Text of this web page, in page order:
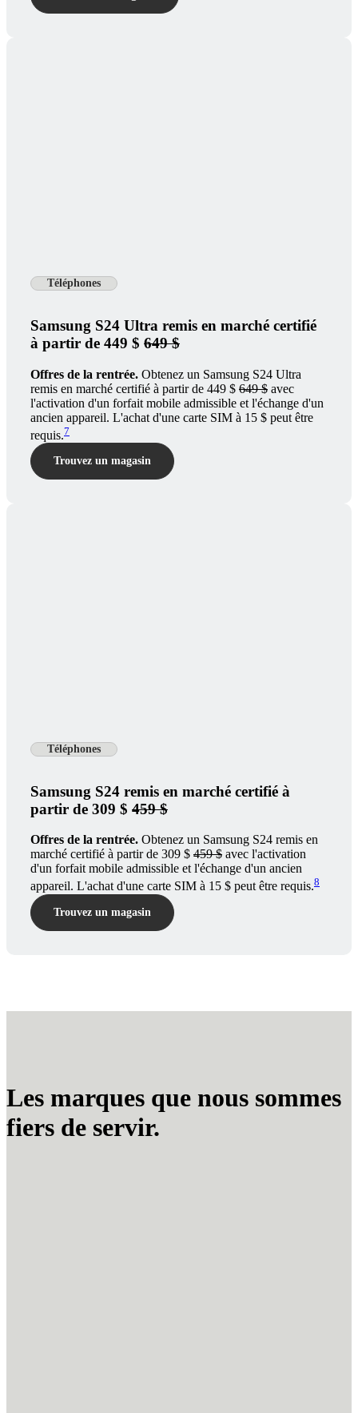
Téléphones
Samsung S24 Ultra remis en marché certifié
à partir de 449 $ 649 $
Offres de la rentrée. Obtenez un Samsung S24 Ultra
remis en marché certifié à partir de 449 $ 649 $ avec
l'activation d'un forfait mobile admissible et l'échange d'un
ancien appareil. L'achat d'une carte SIM à 15 $ peut être
requis.7
Trouvez un magasin
Téléphones
Samsung S24 remis en marché certifié à
partir de 309 $ 459 $
Offres de la rentrée. Obtenez un Samsung S24 remis en
marché certifié à partir de 309 $ 459 $ avec l'activation
d'un forfait mobile admissible et l'échange d'un ancien
appareil. L'achat d'une carte SIM à 15 $ peut être requis.8
Trouvez un magasin
Les marques que nous sommes
fiers de servir.